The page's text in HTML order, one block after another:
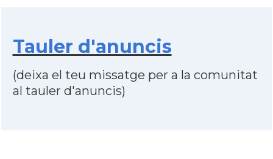
Tauler d'anuncis
(deixa el teu missatge per a la comunitat
al tauler d'anuncis)